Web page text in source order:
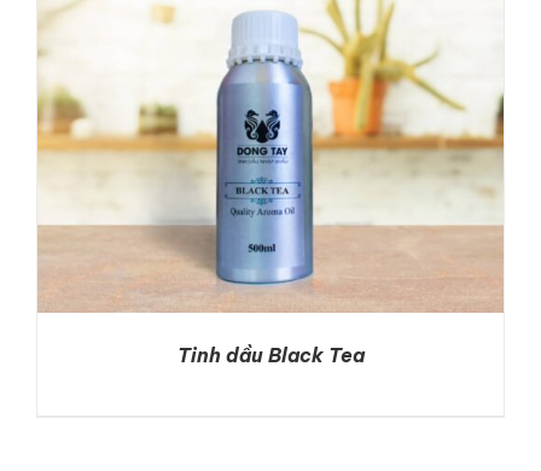
Tinh dầu Black Tea